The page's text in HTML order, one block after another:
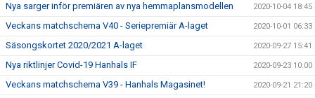
Nya sarger inför premiären av nya hemmaplansmodellen 2020-10-04 18:45
Veckans matchschema V40 - Seriepremiär A-laget 2020-10-01 06:33
Säsongskortet 2020/2021 A-laget 2020-09-27 15:41
Nya riktlinjer Covid-19 Hanhals IF 2020-09-23 10:00
Veckans matchschema V39 - Hanhals Magasinet! 2020-09-21 21:20